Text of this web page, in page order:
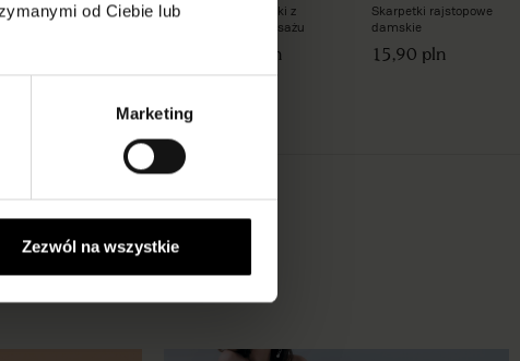
od Ciebie lub
Marketing
Zezwól na wszystkie
Rajstopy imitujące
pończochy
Podkolanówki z
efektem masażu
15,90 pln
Skarpetki rajstopowe
damskie
15,90 pln